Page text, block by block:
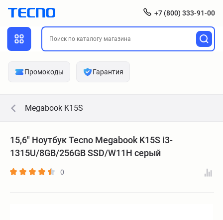
+7 (800) 333-91-00
Промокоды Гарантия
Megabook K15S
15,6" Ноутбук Tecno Megabook K15S i3-
1315U/8GB/256GB SSD/W11H серый
0